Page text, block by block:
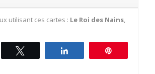
utilisant ces cartes : Le Roi des Nains,